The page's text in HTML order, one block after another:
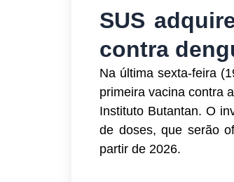
SUS
contra
Na última sexta-feira
primeira vacina contra
Instituto Butantan. O
de doses, que serão
partir de 2026.